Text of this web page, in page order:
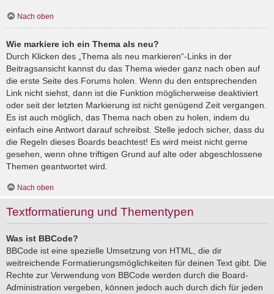
Nach oben
Wie markiere ich ein Thema als neu?
Durch Klicken des „Thema als neu markieren“-Links in der
Beitragsansicht kannst du das Thema wieder ganz nach oben auf
die erste Seite des Forums holen. Wenn du den entsprechenden
Link nicht siehst, dann ist die Funktion möglicherweise deaktiviert
oder seit der letzten Markierung ist nicht genügend Zeit vergangen.
Es ist auch möglich, das Thema nach oben zu holen, indem du
einfach eine Antwort darauf schreibst. Stelle jedoch sicher, dass du
die Regeln dieses Boards beachtest! Es wird meist nicht gerne
gesehen, wenn ohne triftigen Grund auf alte oder abgeschlossene
Themen geantwortet wird.
Nach oben
Textformatierung und Thementypen
Was ist BBCode?
BBCode ist eine spezielle Umsetzung von HTML, die dir
weitreichende Formatierungsmöglichkeiten für deinen Text gibt. Die
Rechte zur Verwendung von BBCode werden durch die Board-
Administration vergeben, können jedoch auch durch dich für jeden